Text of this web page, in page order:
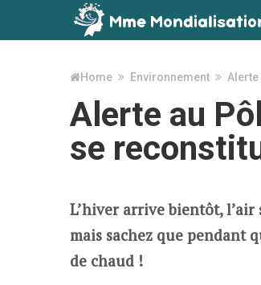
Home Environnement
Alerte au
se
L’hiver arrive bientôt,
mais sachez que pendant
de chaud !